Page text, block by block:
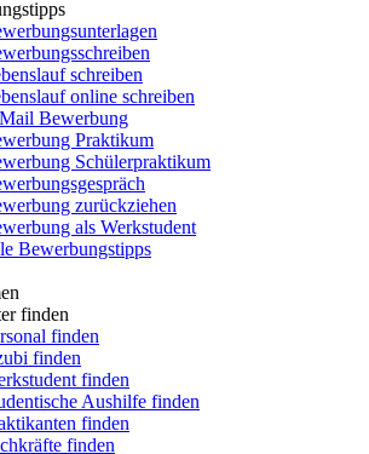
schreiben
online schreiben
Bewerbung
Praktikum
Schülerpraktikum
zurückziehen
als Werkstudent
Bewerbungstipps
finden
finden
finden
finden
Aushilfe finden
finden
finden